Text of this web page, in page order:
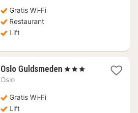
Gratis Wi-Fi
Restaurant
Lift
Oslo Guldsmeden 1
, 3 Sterren
Oslo
Gratis Wi-Fi
Lift